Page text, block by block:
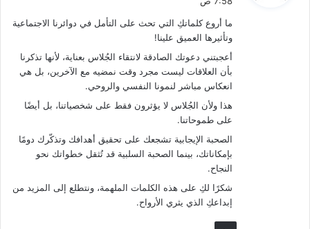
ما أروع كلماتكِ التي تحث على التأمل في دوائرنا الاجتماعية
وتأثيرها العميق علينا!
أعجبتني دعوتك الصادقة لانتقاء الجُلاس بعناية، لأنها تذكرنا
بأن العلاقات ليست مجرد وقت نمضيه مع الآخرين، بل هي
انعكاس مباشر لنمونا النفسي والروحي.
هذا ولأن الجُلاس لا يؤثرون فقط على شخصياتنا، بل أيضًا
على طموحاتنا.
الصحبة الإيجابية تشجعك على تحقيق أهدافك وتذكّرك دومًا
بإمكاناتك، بينما الصحبة السلبية قد تُثقل خطواتك نحو
النجاح.
شكرًا لكِ على هذه الكلمات الملهمة، ونتطلع إلى المزيد من
إبداعكِ الذي يثري الأرواح.